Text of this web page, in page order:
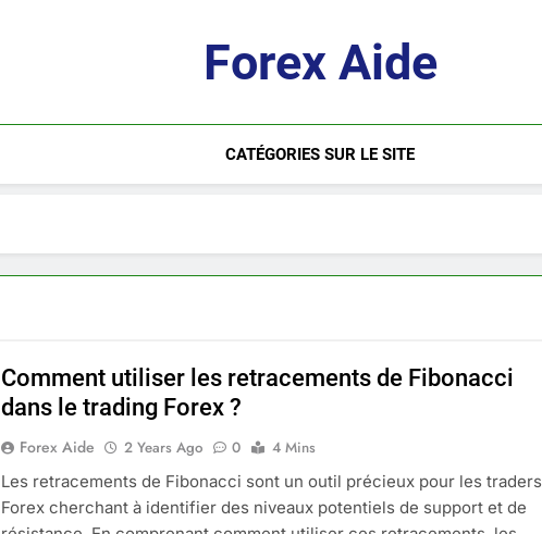
Forex Aide
CATÉGORIES SUR LE SITE
Comment utiliser les retracements de Fibonacci
dans le trading Forex ?
Forex Aide 2 Years Ago 0
4 Mins
Les retracements de Fibonacci sont un outil précieux pour les traders
Forex cherchant à identifier des niveaux potentiels de support et de